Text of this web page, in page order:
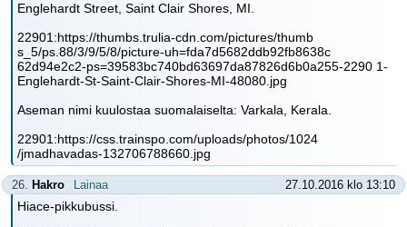
Englehardt Street, Saint Clair Shores, MI.
22901:https://thumbs.trulia-cdn.com/pictures/thumb
s_5/ps.88/3/9/5/8/picture-uh=fda7d5682ddb92fb8638c
62d94e2c2-ps=39583bc740bd63697da87826d6b0a255-2290 1-
Englehardt-St-Saint-Clair-Shores-MI-48080.jpg
Aseman nimi kuulostaa suomalaiselta: Varkala, Kerala.
22901:https://css.trainspo.com/uploads/photos/1024
/jmadhavadas-132706788660.jpg
26. Hakro Lainaa 27.10.2016 klo 13:10
Hiace-pikkubussi.